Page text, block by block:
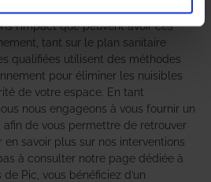
à notre expertise en gestion des
l’impact que peuvent avoir ces
tant sur le plan sanitaire
qualifiées utilisent des méthodes
pour éliminer les nuisibles
de votre espace. En tant
nous engageons à vous fournir un
afin de vous permettre de retrouver
en savoir plus sur nos interventions
à consulter notre page dédiée à
de Pic, vous bénéficiez d’un